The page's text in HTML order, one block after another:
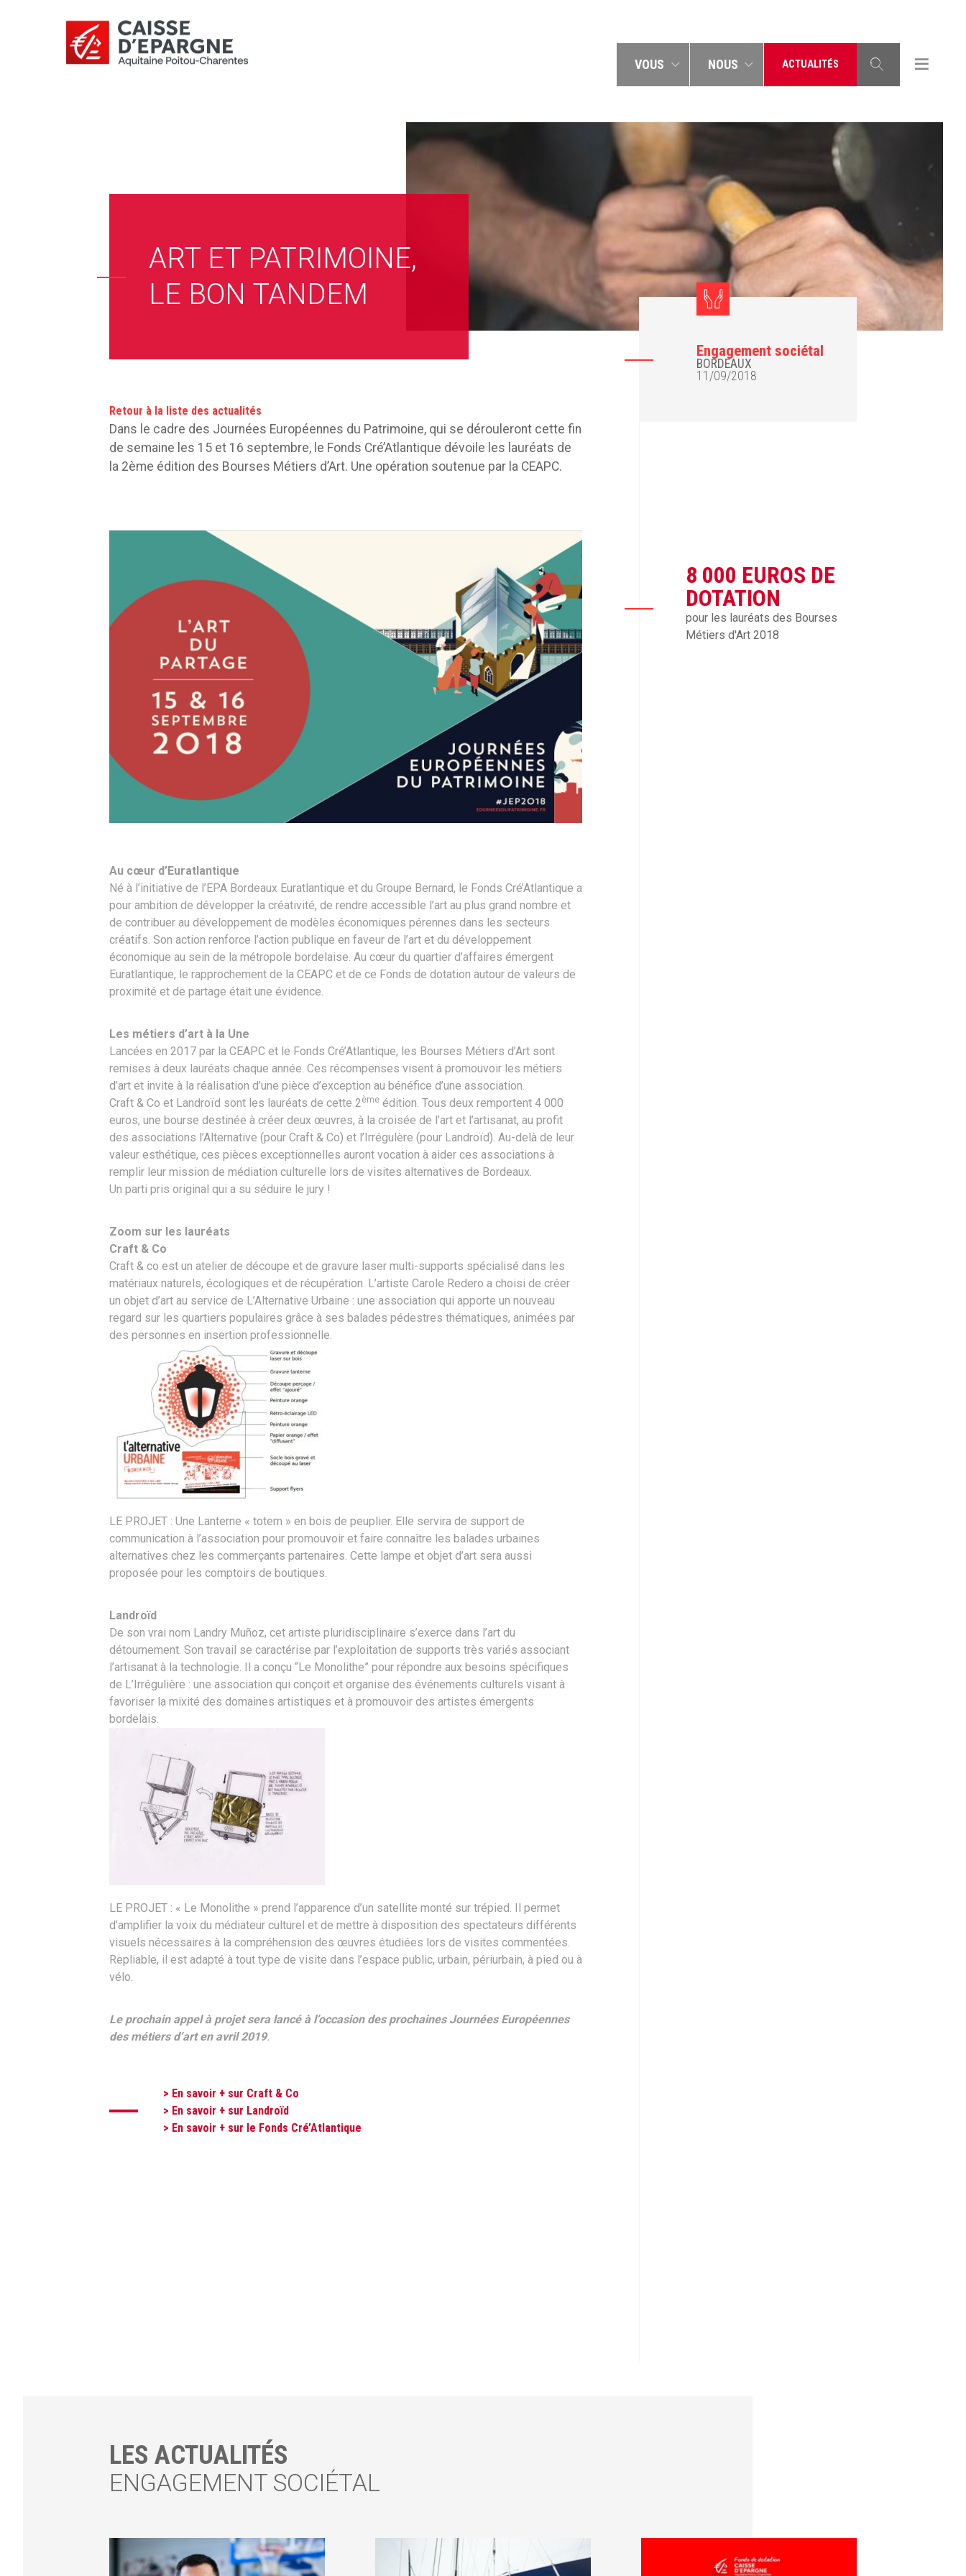
VOUS NOUS ACTUALITÉS
ART ET PATRIMOINE,
LE BON TANDEM
Engagement sociétal
BORDEAUX
11/09/2018
Retour à la liste des actualités
Dans le cadre des Journées Européennes du Patrimoine, qui se dérouleront cette fin
de semaine les 15 et 16 septembre, le Fonds Cré’Atlantique dévoile les lauréats de
la 2ème édition des Bourses Métiers d’Art. Une opération soutenue par la CEAPC.
Au cœur d’Euratlantique
Né à l’initiative de l’EPA Bordeaux Euratlantique et du Groupe Bernard, le Fonds Cré’Atlantique a
pour ambition de développer la créativité, de rendre accessible l’art au plus grand nombre et
de contribuer au développement de modèles économiques pérennes dans les secteurs
créatifs. Son action renforce l’action publique en faveur de l’art et du développement
économique au sein de la métropole bordelaise. Au cœur du quartier d’affaires émergent
Euratlantique, le rapprochement de la CEAPC et de ce Fonds de dotation autour de valeurs de
proximité et de partage était une évidence.
Les métiers d’art à la Une
Lancées en 2017 par la CEAPC et le Fonds Cré’Atlantique, les Bourses Métiers d’Art sont
remises à deux lauréats chaque année. Ces récompenses visent à promouvoir les métiers
d’art et invite à la réalisation d’une pièce d’exception au bénéfice d’une association.
Craft & Co et Landroïd sont les lauréats de cette 2ème édition. Tous deux remportent 4 000
euros, une bourse destinée à créer deux œuvres, à la croisée de l’art et l’artisanat, au profit
des associations l’Alternative (pour Craft & Co) et l’Irrégulère (pour Landroïd). Au-delà de leur
valeur esthétique, ces pièces exceptionnelles auront vocation à aider ces associations à
remplir leur mission de médiation culturelle lors de visites alternatives de Bordeaux.
Un parti pris original qui a su séduire le jury !
Zoom sur les lauréats
Craft & Co
Craft & co est un atelier de découpe et de gravure laser multi-supports spécialisé dans les
matériaux naturels, écologiques et de récupération. L’artiste Carole Redero a choisi de créer
un objet d’art au service de L’Alternative Urbaine : une association qui apporte un nouveau
regard sur les quartiers populaires grâce à ses balades pédestres thématiques, animées par
des personnes en insertion professionnelle.
LE PROJET : Une Lanterne « totem » en bois de peuplier. Elle servira de support de
communication à l’association pour promouvoir et faire connaître les balades urbaines
alternatives chez les commerçants partenaires. Cette lampe et objet d’art sera aussi
proposée pour les comptoirs de boutiques.
Landroïd
De son vrai nom Landry Muñoz, cet artiste pluridisciplinaire s’exerce dans l’art du
détournement. Son travail se caractérise par l’exploitation de supports très variés associant
l’artisanat à la technologie. Il a conçu “Le Monolithe” pour répondre aux besoins spécifiques
de L’Irrégulière : une association qui conçoit et organise des événements culturels visant à
favoriser la mixité des domaines artistiques et à promouvoir des artistes émergents
bordelais.
LE PROJET : « Le Monolithe » prend l’apparence d’un satellite monté sur trépied. Il permet
d’amplifier la voix du médiateur culturel et de mettre à disposition des spectateurs différents
visuels nécessaires à la compréhension des œuvres étudiées lors de visites commentées.
Repliable, il est adapté à tout type de visite dans l’espace public, urbain, périurbain, à pied ou à
vélo.
Le prochain appel à projet sera lancé à l’occasion des prochaines Journées Européennes
des métiers d’art en avril 2019.
> En savoir + sur Craft & Co
> En savoir + sur Landroïd
> En savoir + sur le Fonds Cré’Atlantique
8 000 EUROS DE
DOTATION
pour les lauréats des Bourses
Métiers d'Art 2018
LES ACTUALITÉS
ENGAGEMENT SOCIÉTAL